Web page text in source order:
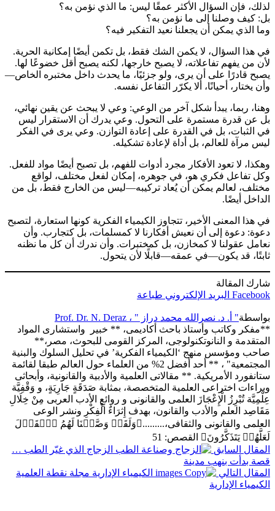
لذلك، فإن السؤال الأكثر عمقًا ليس: ما الذي نؤمن به؟
بل: كيف وصلنا إلى ما نؤمن به؟
وما الذي يمكن أن يجعلنا نعيد التفكير فيه؟
في هذا السؤال، لا يكمن الشك فقط، بل تكمن أيضًا إمكانية الحرية.
لأن من يفهم تفاعلاته، لا يصبح خارجها، لكنه يصبح أقل خضوعًا لها.
يصبح قادرًا على أن يرى، ولو جزئيًا، ما يحدث داخل مختبره الخاص—
وأن يختار، أحيانًا، ألا يكرّر التفاعل نفسه.
وهنا، ربما، يبدأ شكل آخر من الوعي: وعي لا يبحث عن يقين نهائي،
بل عن قدرة مستمرة على التحول. وعي يدرك أن الاستقرار ليس
في الثبات، بل في القدرة على إعادة التوازن. وعي يرى في الفكر
ليس مرآة للعالم، بل أداة لإعادة تشكيله.
وهكذا، لا تعود الأفكار مجرد أدوات للفهم، بل تصبح أيضًا مواد للفعل.
وكل تفاعل فكري هو، في جوهره، إمكان لفعل مختلف، لواقع
مختلف، لعالم يمكن أن يُعاد تركيبه—ليس من الخارج فقط، بل من
الداخل أيضًا.
في هذا المعنى الأخير، تتجاوز الكيمياء الفكرية كونها استعارة، لتصبح
دعوة: دعوة إلى أن نعيش أفكارنا لا كمسلمات، بل كتجارب. وأن
نعامل عقولنا لا كمخازن، بل كمختبرات. وأن ندرك أن كل ما نظنه
ثابتًا، قد يكون—في عمقه—قابلًا لأن يتحول.
شارك المقالة
Facebook البريد الإلكتروني طباعة
بواسطة" أ. د. نصرالله محمد دراز " ، Prof. Dr. N. Deraz
**مفكر وكاتب وأستاذ باحث أكاديمى، ** خبير واستشارى المواد
المتقدمة و النانوتكنولوجى، المركز القومى للبحوث، مصر،**
صاحب ومؤسس منهج ‘الكيمياء الفكرية’ في تحليل السلوك والبنية
المجتمعية" ، ** أحد أفضل 2% من العلماء حول العالم طبقا لقائمة
ستانفورد الأمريكية. ** مقالاتى العلمية والأدبية والقانونية، وأبحاثى
وبراءات اختراعى العلمية المتخصصة، بمثابة صَدَقَةٍ جَارِيَةٍ، و وَقْفِيَّة
عِلْمِيَّة تُبْرِزُ الْإِعْجَازَ العلمى والقانونى و روائعِ الأدب العربى مِنْ خِلَالِ
مَقَاصِد العلم والأدب والقانون، بهدف إِثرَاءٌ الْفِكْرِ ونشر الوعى
العلمى والقانونى والثقافى،.........﴿وَلَقَدۡ وَصَّلۡنَا لَهُمُ ٱلۡقَوۡلَ
لَعَلَّهُمۡ يَتَذَكَّرُونَ﴾ القصص: 51
المقال السابق
الزجاج الذي غيّر الطب …
قصة بدأت بنهب مدينة
المقال التالي
الكيمياء الإدارية